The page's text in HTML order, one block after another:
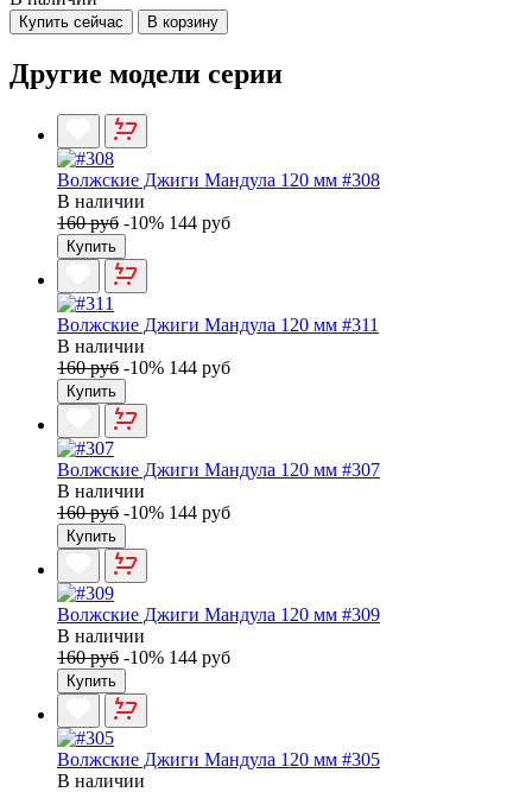
Купить сейчас В корзину
Другие модели серии
Волжские Джиги Мандула 120 мм #308
В наличии
160 руб -10% 144 руб
Купить
Волжские Джиги Мандула 120 мм #311
В наличии
160 руб -10% 144 руб
Купить
Волжские Джиги Мандула 120 мм #307
В наличии
160 руб -10% 144 руб
Купить
Волжские Джиги Мандула 120 мм #309
В наличии
160 руб -10% 144 руб
Купить
Волжские Джиги Мандула 120 мм #305
В наличии